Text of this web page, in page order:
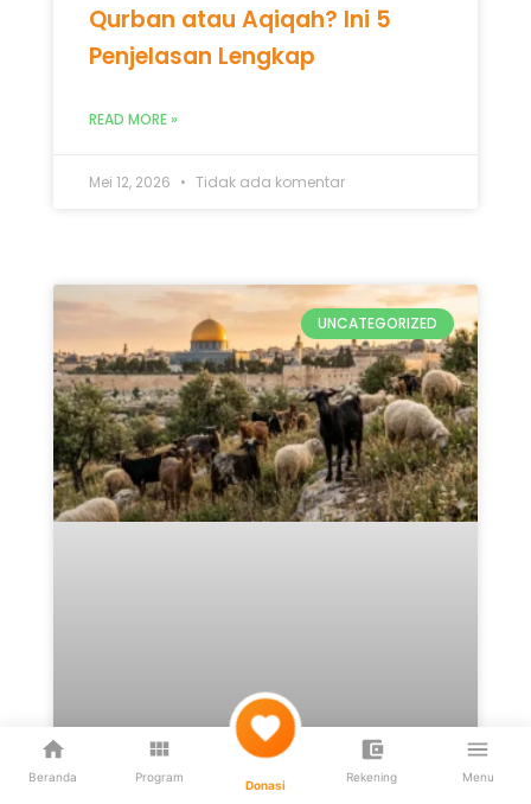
Qurban atau Aqiqah? Ini 5
Penjelasan Lengkap
READ MORE »
Mei 12, 2026 Tidak ada komentar
UNCATEGORIZED
Beranda Program
Donasi
Rekening Menu